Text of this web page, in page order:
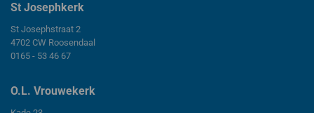
St Josephkerk
St Josephstraat 2
4702 CW Roosendaal
0165 - 53 46 67
O.L. Vrouwekerk